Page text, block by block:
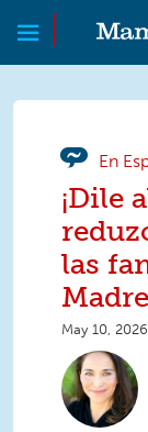
Skip to main
Skip to main
En
¡Dile
las
May 10, 2026